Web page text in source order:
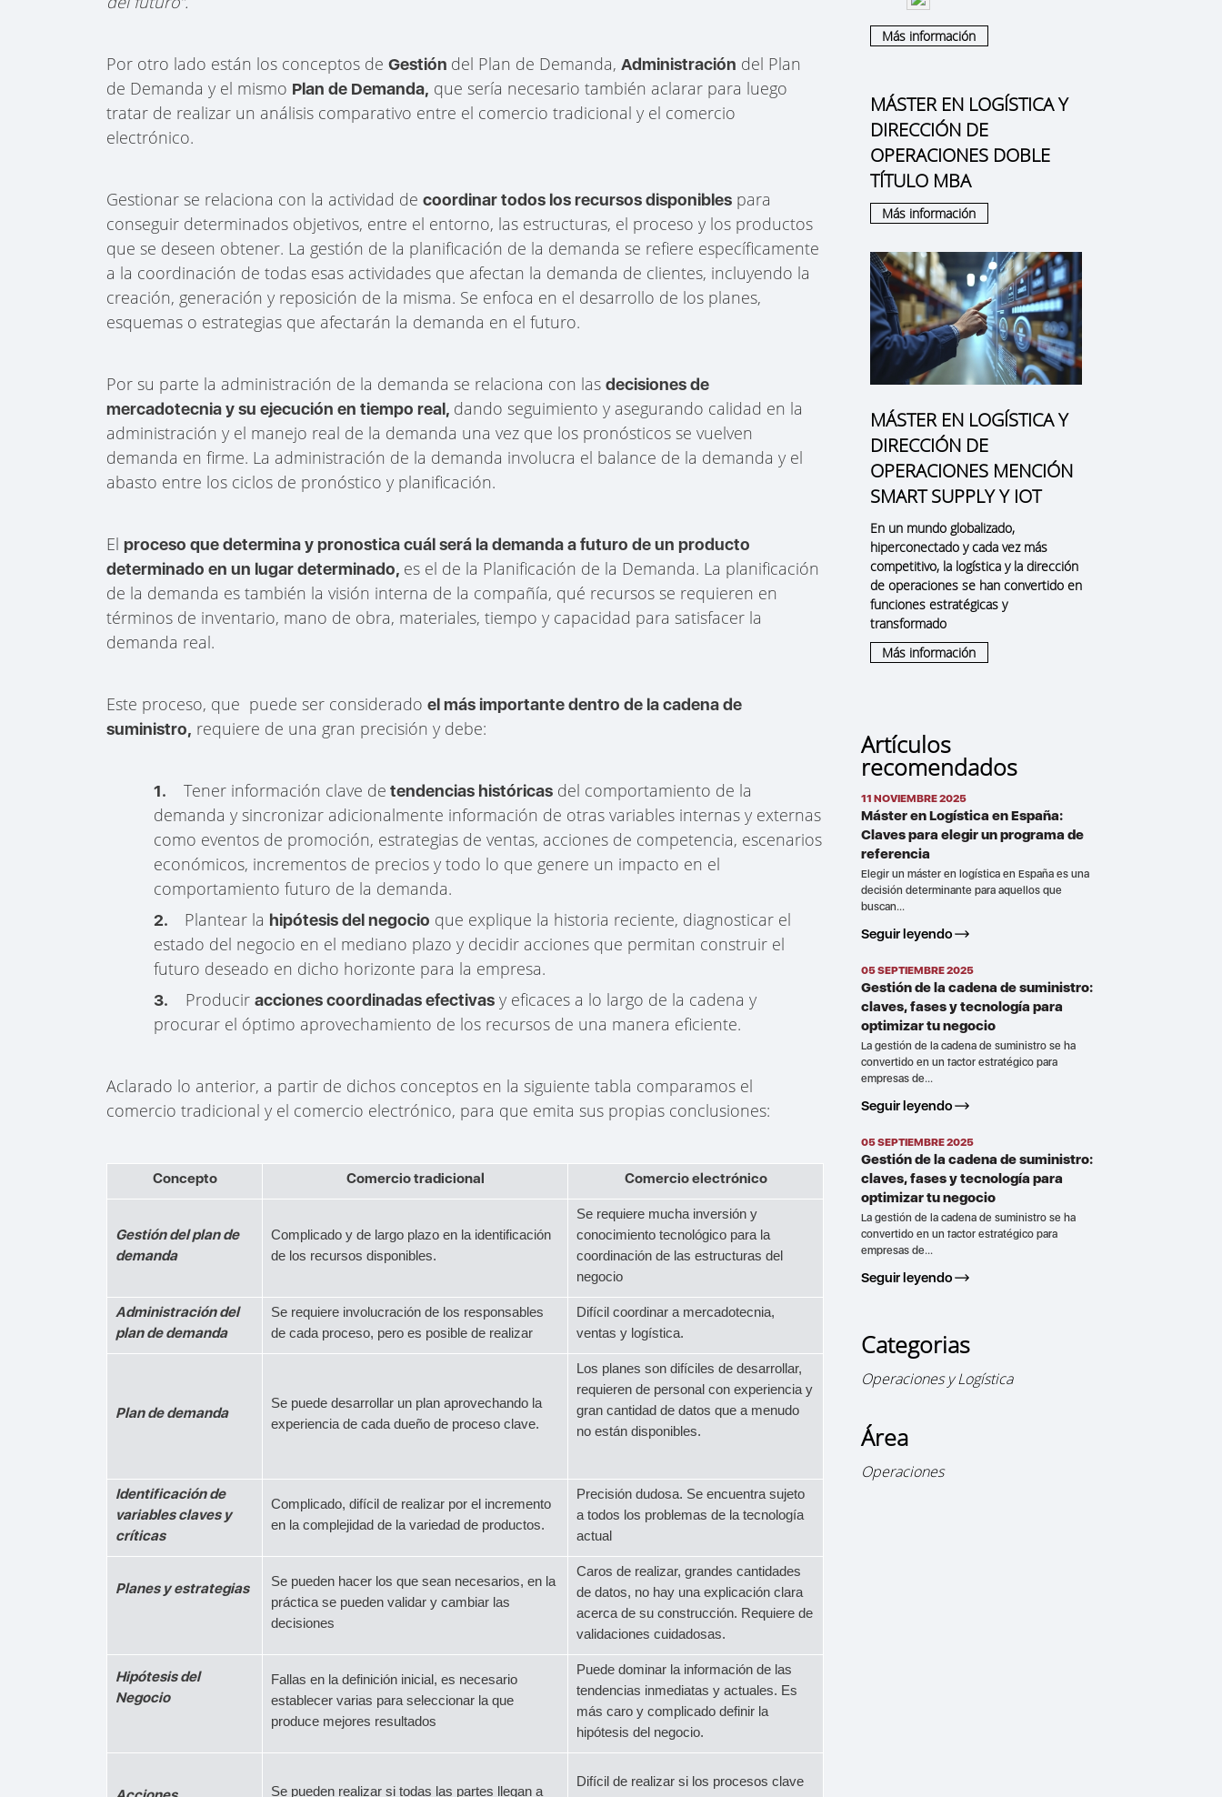
Por otro lado están los conceptos deGestión del Plan de Demanda,Administración del Plan
de Demanda y el mismo Plan de Demanda, que sería necesario también aclarar para luego
tratar de realizar un análisis comparativo entre el comercio tradicional y el comercio
electrónico.
Gestionar se relaciona con la actividad decoordinar todos los recursos disponibles para
conseguir determinados objetivos, entre el entorno, las estructuras, el proceso y los productos
que se deseen obtener. La gestión de la planificación de la demanda se refiere específicamente
a la coordinación de todas esas actividades que afectan la demanda de clientes, incluyendo la
creación, generación y reposición de la misma. Se enfoca en el desarrollo de los planes,
esquemas o estrategias que afectarán la demanda en el futuro.
Por su parte la administración de la demanda se relaciona con lasdecisiones de
mercadotecnia y su ejecución en tiempo real, dando seguimiento y asegurando calidad en la
administración y el manejo real de la demanda una vez que los pronósticos se vuelven
demanda en firme. La administración de la demanda involucra el balance de la demanda y el
abasto entre los ciclos de pronóstico y planificación.
Elproceso que determina y pronostica cuál será la demanda a futuro de un producto
determinado en un lugar determinado, es el de la Planificación de la Demanda. La planificación
de la demanda es también la visión interna de la compañía, qué recursos se requieren en
términos de inventario, mano de obra, materiales, tiempo y capacidad para satisfacer la
demanda real.
Este proceso, que puede ser consideradoel más importante dentro de la cadena de
suministro, requiere de una gran precisión y debe:
1. Tener información clave de tendencias históricas del comportamiento de la
demanda y sincronizar adicionalmente información de otras variables internas y externas
como eventos de promoción, estrategias de ventas, acciones de competencia, escenarios
económicos, incrementos de precios y todo lo que genere un impacto en el
comportamiento futuro de la demanda.
2. Plantear la hipótesis del negocio que explique la historia reciente, diagnosticar el
estado del negocio en el mediano plazo y decidir acciones que permitan construir el
futuro deseado en dicho horizonte para la empresa.
3. Produciracciones coordinadas efectivas y eficaces a lo largo de la cadena y
procurar el óptimo aprovechamiento de los recursos de una manera eficiente.
Aclarado lo anterior, a partir de dichos conceptos en la siguiente tabla comparamos el
comercio tradicional y el comercio electrónico, para que emita sus propias conclusiones:
Concepto Comercio tradicional Comercio electrónico
Gestión del plan de
demanda
Complicado y de largo plazo en la identificación
de los recursos disponibles.
Se requiere mucha inversión y
conocimiento tecnológico para la
coordinación de las estructuras del
negocio
Administración del
plan de demanda
Se requiere involucración de los responsables
de cada proceso, pero es posible de realizar
Difícil coordinar a mercadotecnia,
ventas y logística.
Plan de demanda
Se puede desarrollar un plan aprovechando la
experiencia de cada dueño de proceso clave.
Los planes son difíciles de desarrollar,
requieren de personal con experiencia y
gran cantidad de datos que a menudo
no están disponibles.
Identificación de
variables claves y
críticas
Complicado, difícil de realizar por el incremento
en la complejidad de la variedad de productos.
Precisión dudosa. Se encuentra sujeto
a todos los problemas de la tecnología
actual
Planes y estrategias
Se pueden hacer los que sean necesarios, en la
práctica se pueden validar y cambiar las
decisiones
Caros de realizar, grandes cantidades
de datos, no hay una explicación clara
acerca de su construcción. Requiere de
validaciones cuidadosas.
Hipótesis del
Negocio
Fallas en la definición inicial, es necesario
establecer varias para seleccionar la que
produce mejores resultados
Puede dominar la información de las
tendencias inmediatas y actuales. Es
más caro y complicado definir la
hipótesis del negocio.
Se pueden realizar si todas las partes llegan a
Difícil de realizar si los procesos clave
Más información
MÁSTER EN LOGÍSTICA Y
DIRECCIÓN DE
OPERACIONES DOBLE
TÍTULO MBA
Más información
MÁSTER EN LOGÍSTICA Y
DIRECCIÓN DE
OPERACIONES MENCIÓN
SMART SUPPLY Y IOT
En un mundo globalizado,
hiperconectado y cada vez más
competitivo, la logística y la dirección
de operaciones se han convertido en
funciones estratégicas y
transformado
Más información
Artículos
recomendados
11 NOVIEMBRE 2025
Máster en Logística en España:
Claves para elegir un programa de
referencia
Elegir un máster en logística en España es una
decisión determinante para aquellos que
buscan...
Seguir leyendo
05 SEPTIEMBRE 2025
Gestión de la cadena de suministro:
claves, fases y tecnología para
optimizar tu negocio
La gestión de la cadena de suministro se ha
convertido en un factor estratégico para
empresas de...
Seguir leyendo
05 SEPTIEMBRE 2025
Gestión de la cadena de suministro:
claves, fases y tecnología para
optimizar tu negocio
La gestión de la cadena de suministro se ha
convertido en un factor estratégico para
empresas de...
Seguir leyendo
Categorias
Operaciones y Logística
Área
Operaciones